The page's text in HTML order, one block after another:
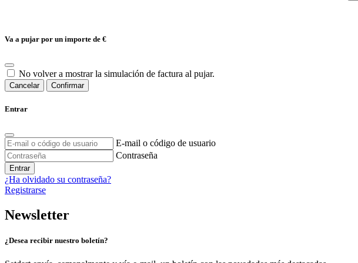
Va a pujar por un importe de €
No volver a mostrar la simulación de factura al pujar.
Cancelar Confirmar
Entrar
E-mail o código de usuario
Contraseña
Entrar
¿Ha olvidado su contraseña?
Registrarse
Newsletter
¿Desea recibir nuestro boletín?